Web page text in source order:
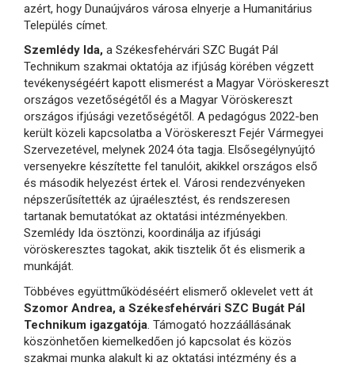
azért, hogy Dunaújváros városa elnyerje a Humanitárius
Település címet.
Szemlédy Ida, a Székesfehérvári SZC Bugát Pál
Technikum szakmai oktatója az ifjúság körében végzett
tevékenységéért kapott elismerést a Magyar Vöröskereszt
országos vezetőségétől és a Magyar Vöröskereszt
országos ifjúsági vezetőségétől. A pedagógus 2022-ben
került közeli kapcsolatba a Vöröskereszt Fejér Vármegyei
Szervezetével, melynek 2024 óta tagja. Elsősegélynyújtó
versenyekre készítette fel tanulóit, akikkel országos első
és második helyezést értek el. Városi rendezvényeken
népszerűsítették az újraélesztést, és rendszeresen
tartanak bemutatókat az oktatási intézményekben.
Szemlédy Ida ösztönzi, koordinálja az ifjúsági
vöröskeresztes tagokat, akik tisztelik őt és elismerik a
munkáját.
Többéves együttműködéséért elismerő oklevelet vett át
Szomor Andrea, a Székesfehérvári SZC Bugát Pál
Technikum igazgatója. Támogató hozzáállásának
köszönhetően kiemelkedően jó kapcsolat és közös
szakmai munka alakult ki az oktatási intézmény és a